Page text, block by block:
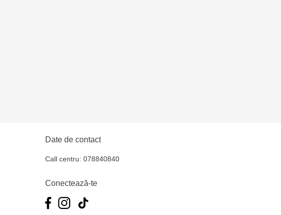
Jucarenia Ciocana - bd.Mircea cel
Multistore Telecentru - str. N.
Date de contact
Call centru: 078840840
Conectează-te